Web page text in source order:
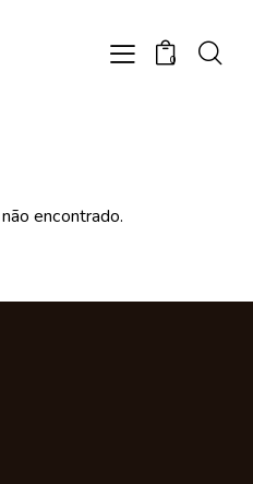
0
encontrado.